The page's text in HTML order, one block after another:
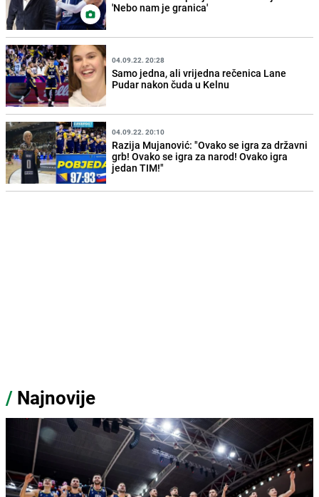
'Nebo nam je granica'
04.09.22. 20:28
Samo jedna, ali vrijedna rečenica Lane
Pudar nakon čuda u Kelnu
04.09.22. 20:10
Razija Mujanović: "Ovako se igra za državni
grb! Ovako se igra za narod! Ovako igra
jedan TIM!"
/ Najnovije